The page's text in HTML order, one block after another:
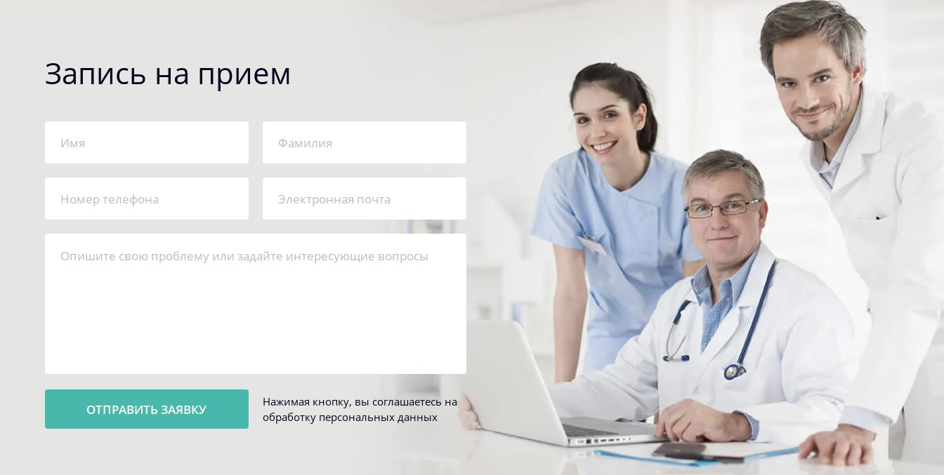
Запись на прием
Нажимая кнопку, вы соглашаетесь на
обработку персональных данных